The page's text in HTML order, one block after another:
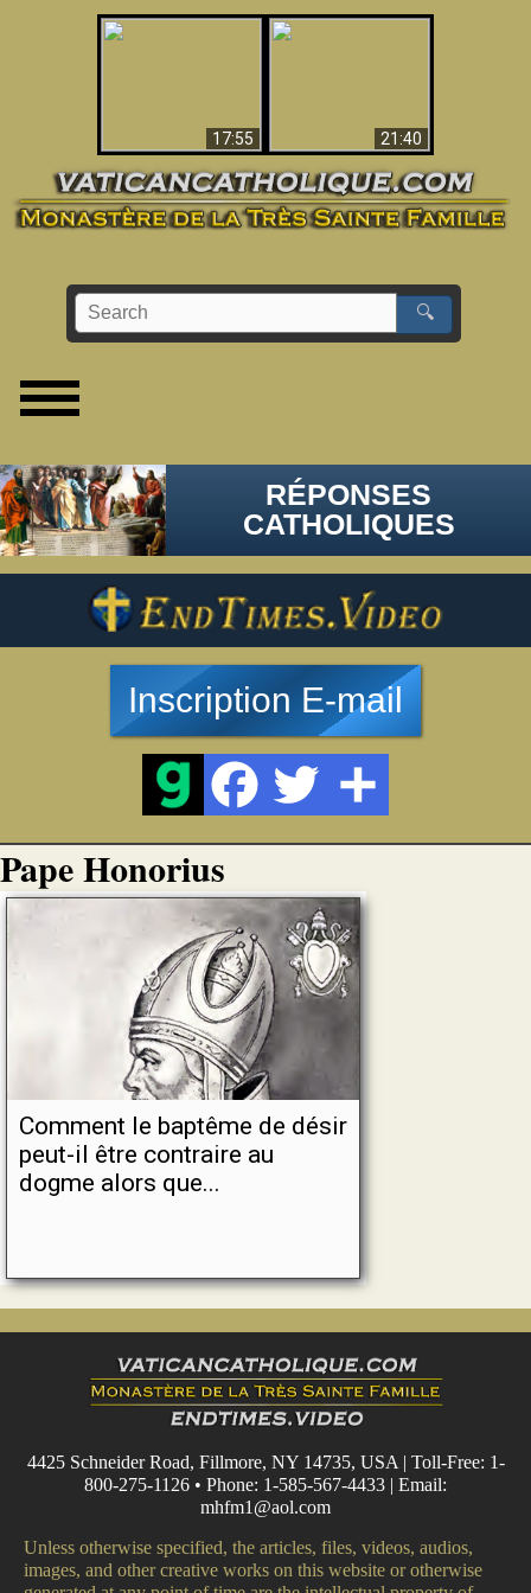
17:55
21:40
🔍
RÉPONSES
CATHOLIQUES
Inscription E-mail
Pape Honorius
Comment le baptême de désir
peut-il être contraire au
dogme alors que...
4425 Schneider Road, Fillmore, NY 14735, USA | Toll-Free: 1-
800-275-1126 • Phone: 1-585-567-4433 | Email:
mhfm1@aol.com
Unless otherwise specified, the articles, files, videos, audios,
images, and other creative works on this website or otherwise